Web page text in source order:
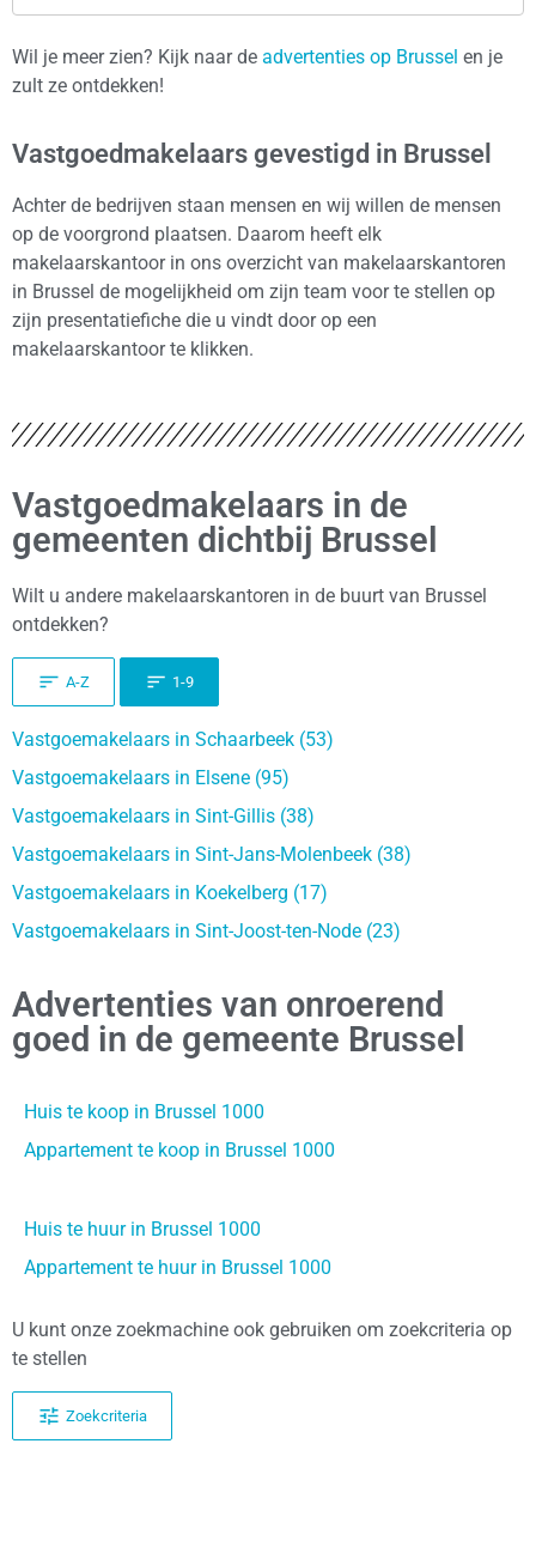
Wil je meer zien? Kijk naar de advertenties op Brussel en je
zult ze ontdekken!
Vastgoedmakelaars gevestigd in Brussel
Achter de bedrijven staan mensen en wij willen de mensen
op de voorgrond plaatsen. Daarom heeft elk
makelaarskantoor in ons overzicht van makelaarskantoren
in Brussel de mogelijkheid om zijn team voor te stellen op
zijn presentatiefiche die u vindt door op een
makelaarskantoor te klikken.
Vastgoedmakelaars in de
gemeenten dichtbij Brussel
Wilt u andere makelaarskantoren in de buurt van Brussel
ontdekken?
A-Z 1-9
Vastgoemakelaars in Schaarbeek (53)
Vastgoemakelaars in Elsene (95)
Vastgoemakelaars in Sint-Gillis (38)
Vastgoemakelaars in Sint-Jans-Molenbeek (38)
Vastgoemakelaars in Koekelberg (17)
Vastgoemakelaars in Sint-Joost-ten-Node (23)
Advertenties van onroerend
goed in de gemeente Brussel
Huis te koop in Brussel 1000
Appartement te koop in Brussel 1000
Huis te huur in Brussel 1000
Appartement te huur in Brussel 1000
U kunt onze zoekmachine ook gebruiken om zoekcriteria op
te stellen
Zoekcriteria